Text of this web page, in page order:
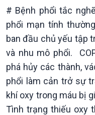
# Bệnh phổi tắc
phổi mạn tính
ban đầu chủ yếu tập
và nhu mô phổi.
phá hủy các thành,
phổi làm cản trở sự
khí oxy trong máu bị
Tình trạng thiếu oxy